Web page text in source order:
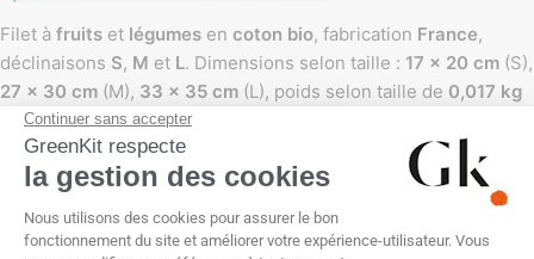
Filet à fruits et légumes en coton bio, fabrication France,
déclinaisons S, M et L. Dimensions selon taille : 17 x 20 cm (S),
27 x 30 cm (M), 33 x 35 cm (L), poids selon taille de 0,017 kg
0,050 kg. Personnalisation disponible en
l’étiquette,sérigraphie (1 couleur) sur le filet, ousans
personnalisation. Couleur :Beige.
PERSONNALISATION